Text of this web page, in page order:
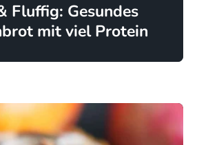
Fluffig: Gesundes
mit viel Protein